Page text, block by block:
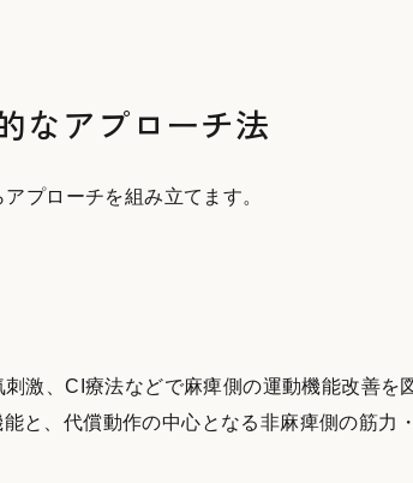
なアプローチ法
プローチを組み立てます。
激、CI療法などで麻痺側の運動機能改善を
と、代償動作の中心となる非麻痺側の筋力